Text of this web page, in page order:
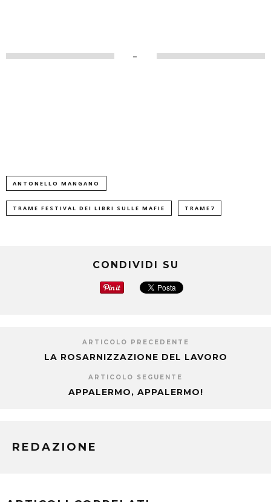
–
ANTONELLO MANGANO
TRAME FESTIVAL DEI LIBRI SULLE MAFIE TRAME7
CONDIVIDI SU
ARTICOLO PRECEDENTE
LA ROSARNIZZAZIONE DEL LAVORO
ARTICOLO SEGUENTE
APPALERMO, APPALERMO!
REDAZIONE